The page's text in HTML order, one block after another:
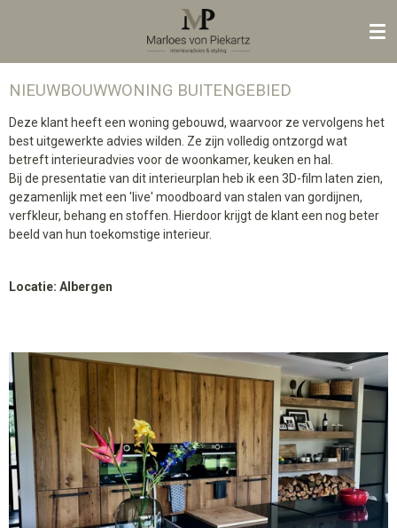
hoofdinhoud
NIEUWBOUWWONING BUITENGEBIED
Deze klant heeft een woning gebouwd, waarvoor ze vervolgens het
best uitgewerkte advies wilden. Ze zijn volledig ontzorgd wat
betreft interieuradvies voor de woonkamer, keuken en hal.
Bij de presentatie van dit interieurplan heb ik een 3D-film laten zien,
gezamenlijk met een 'live' moodboard van stalen van gordijnen,
verfkleur, behang en stoffen. Hierdoor krijgt de klant een nog beter
beeld van hun toekomstige interieur.
Locatie: Albergen